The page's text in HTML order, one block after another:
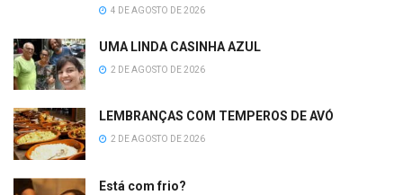
4 DE AGOSTO DE 2026
UMA LINDA CASINHA AZUL
2 DE AGOSTO DE 2026
LEMBRANÇAS COM TEMPEROS DE AVÓ
2 DE AGOSTO DE 2026
Está com frio?